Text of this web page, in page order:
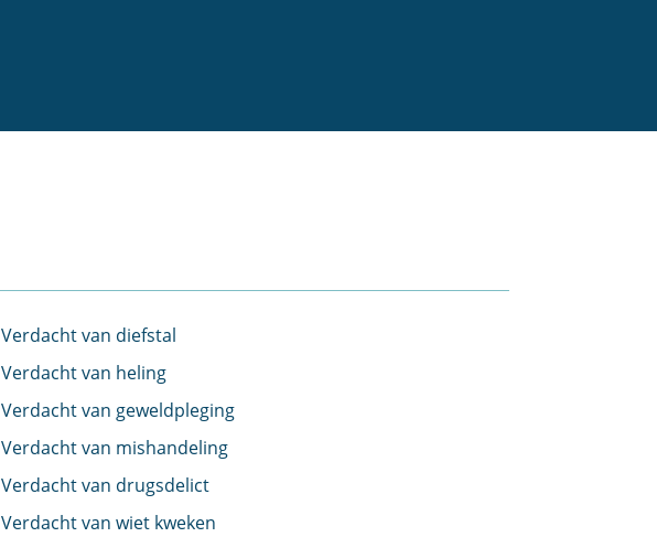
Verdacht van diefstal
Verdacht van heling
Verdacht van geweldpleging
Verdacht van mishandeling
Verdacht van drugsdelict
Verdacht van wiet kweken